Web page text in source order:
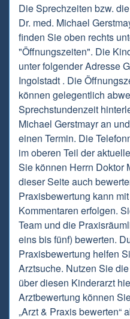
Die Sprechzeiten bzw.
Dr. med. Michael
finden Sie oben rechts
"Öffnungszeiten". Die
unter folgender Adresse
Ingolstadt . Die
können gelegentlich
Sprechstundenzeit
Michael Gerstmayr an
einen Termin. Die
im oberen Teil der
Sie können Herrn Doktor
dieser Seite auch
Praxisbewertung kann
Kommentaren erfolgen.
Team und die
eins bis fünf) bewerten.
Praxisbewertung helfen
Arztsuche. Nutzen Sie
über diesen Kinderarzt
Arztbewertung können
„Arzt & Praxis bewerten“